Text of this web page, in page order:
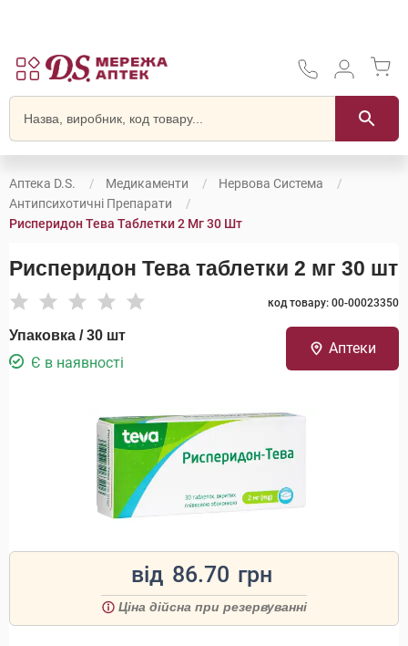
Аптека D.S. Медикаменти
Нервова Система
Антипсихотичні Препарати
Рисперидон Тева Таблетки 2 Мг 30 Шт
Рисперидон Тева таблетки 2 мг 30 шт
код товару: 00-00023350
Упаковка / 30 шт
Є в наявності
Аптеки
від 86.70 грн
Ціна дійсна при резервуванні